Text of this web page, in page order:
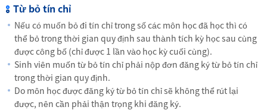
Từ bỏ tín chỉ
Nếu có muốn bỏ đi tín chỉ trong số các môn học đã học thì có
thể bỏ trong thời gian quy định sau thành tích kỳ học sau cùng
được công bố (chỉ được 1 lần vào học kỳ cuối cùng).
Sinh viên muốn từ bỏ tín chỉ phải nộp đơn đăng ký từ bỏ tín chỉ
trong thời gian quy định.
Do môn học được đăng ký từ bỏ tín chỉ sẽ không thể rút lại
được, nên cần phải thận trọng khi đăng ký.